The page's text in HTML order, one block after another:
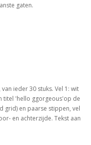
gaten.
ieder 30 stuks. Vel 1: wit
titel 'hello ggorgeous'op de
grid) en paarse stippen, vel
en achterzijde. Tekst aan